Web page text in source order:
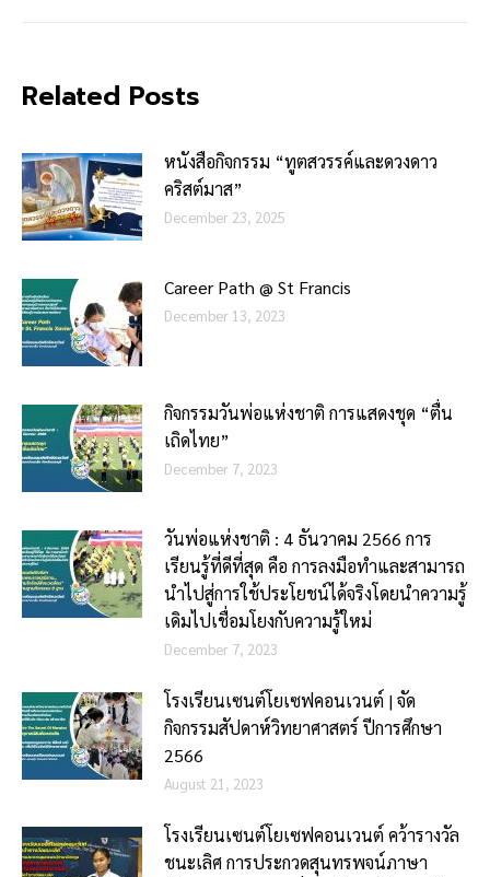
Related Posts
หนังสือกิจกรรม “ทูตสวรรค์และดวงดาว
คริสต์มาส”
December 23, 2025
Career Path @ St Francis
December 13, 2023
กิจกรรมวันพ่อแห่งชาติ การแสดงชุด “ตื่น
เถิดไทย”
December 7, 2023
วันพ่อแห่งชาติ : 4 ธันวาคม 2566 ​การ
เรียนรู้ที่ดีที่สุด คือ การลงมือทำและสามารถ
นำไปสู่การใช้ประโยชน์ได้จริงโดยนำความรู้
เดิมไปเชื่อมโยงกับความรู้ใหม่
December 7, 2023
โรงเรียนเซนต์โยเซฟคอนเวนต์ | จัด
กิจกรรมสัปดาห์วิทยาศาสตร์ ปีการศึกษา
2566
August 21, 2023
โรงเรียนเซนต์โยเซฟคอนเวนต์ คว้ารางวัล
ชนะเลิศ การประกวดสุนทรพจน์ภาษา